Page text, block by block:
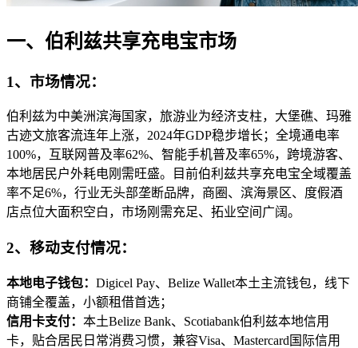
一、伯利兹共享充电宝市场
1、市场情况：
伯利兹为中美洲滨海国家，旅游业为经济支柱，大堡礁、玛雅
古迹文旅客流连年上涨，2024年GDP稳步增长；全境通电率
100%，互联网普及率62%、智能手机普及率65%，跨境游客、
本地居民户外耗电刚需旺盛。目前伯利兹共享充电宝全域覆盖
率不足6%，行业无头部垄断品牌，商圈、滨海景区、度假酒
店点位大面积空白，市场刚需充足、拓业空间广阔。
2、移动支付情况：
本地电子钱包： Digicel Pay、Belize Wallet本土主流钱包，线下
商铺全覆盖，小额租借首选；
信用卡支付： 本土Belize Bank、Scotiabank伯利兹本地信用
卡，贴合居民日常消费习惯，兼容Visa、Mastercard国际信用